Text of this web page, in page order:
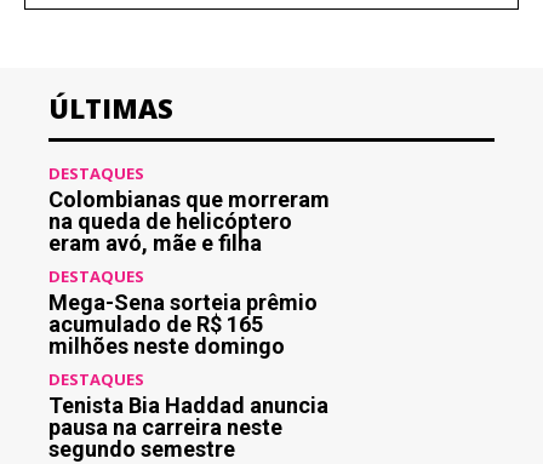
ÚLTIMAS
DESTAQUES
Colombianas que morreram
na queda de helicóptero
eram avó, mãe e filha
DESTAQUES
Mega-Sena sorteia prêmio
acumulado de R$ 165
milhões neste domingo
DESTAQUES
Tenista Bia Haddad anuncia
pausa na carreira neste
segundo semestre